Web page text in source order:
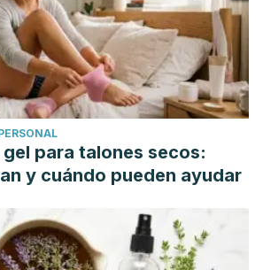
para talones secos:
y cuándo pueden ayudar